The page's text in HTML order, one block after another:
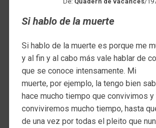
Si hablo de la muerte
Si hablo de la muerte es porque me
y al fin y al cabo más vale hablar de
que se conoce intensamente. Mi
muerte, por ejemplo, la tengo bien
hace mucho tiempo que convivimos y
conviviremos mucho tiempo, hasta
de una vez por todas el pleito que